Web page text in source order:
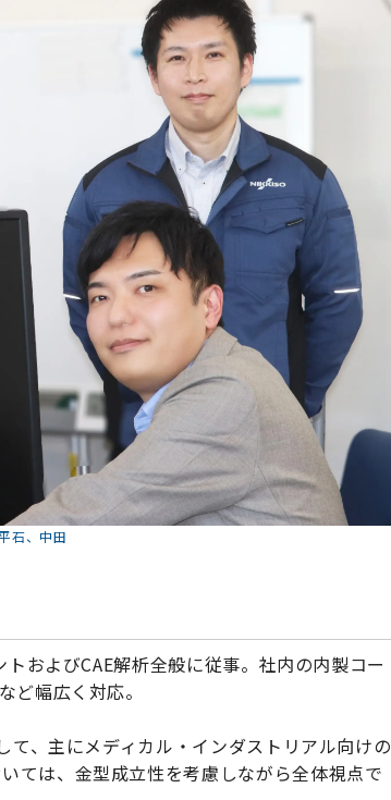
石、中田
およびCAE解析全般に従事。社内の内製コー
ど幅広く対応。
、主にメディカル・インダストリアル向けの
ては、金型成立性を考慮しながら全体視点で